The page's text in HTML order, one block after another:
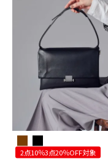
2点10％3点20％OFF対象